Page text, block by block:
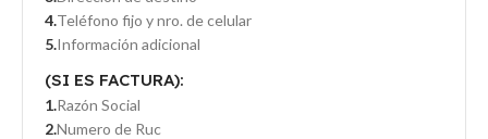
Teléfono fijo y nro. de celular
Información adicional
(SI ES FACTURA):
Razón Social
Numero de Ruc